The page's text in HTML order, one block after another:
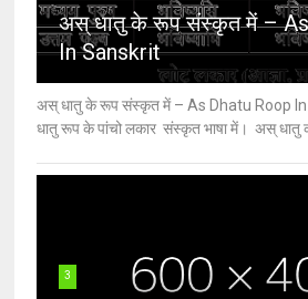
अस् धातु के रूप संस्कृत में –
In Sanskrit
अस् धातु के रूप संस्कृत में – As Dhatu Roop
धातु रूप के पांचो लकार संस्कृत भाषा में। अस् धातु का
3